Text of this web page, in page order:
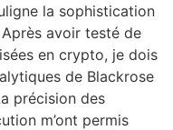
la sophistication
avoir testé de
en crypto, je dois
de Blackrose
précision des
m’ont permis